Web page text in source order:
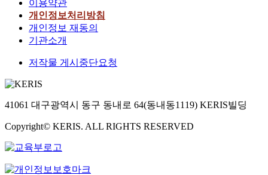
이용약관
개인정보처리방침
개인정보 재동의
기관소개
저작물 게시중단요청
41061 대구광역시 동구 동내로 64(동내동1119) KERIS빌딩
Copyright© KERIS. ALL RIGHTS RESERVED